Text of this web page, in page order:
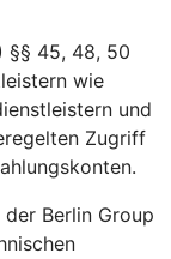
§§ 45, 48, 50
wie
und
Zugriff
Berlin Group